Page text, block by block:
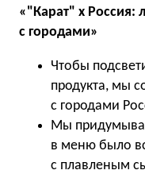
«"Карат" х
с городами»
Чтобы
продукта, мы
с городами
Мы
в меню было
с плавленым